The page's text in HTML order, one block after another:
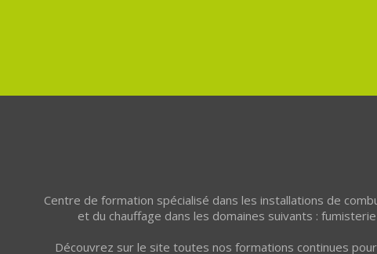
Centre de formation spécialisé dans les installations de
et du chauffage dans les domaines suivants :
Découvrez sur le site toutes nos formations continues